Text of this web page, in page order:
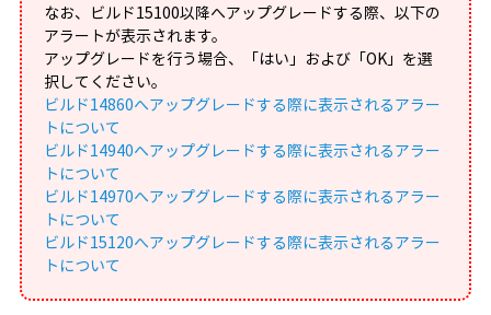
なお、ビルド15100以降へアップグレードする際、以下の
アラートが表示されます。
アップグレードを行う場合、「はい」および「OK」を選
択してください。
ビルド14860へアップグレードする際に表示されるアラー
トについて
ビルド14940へアップグレードする際に表示されるアラー
トについて
ビルド14970へアップグレードする際に表示されるアラー
トについて
ビルド15120へアップグレードする際に表示されるアラー
トについて